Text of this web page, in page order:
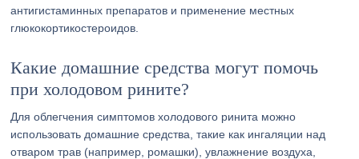
антигистаминных препаратов и применение местных
глюкокортикостероидов.
Какие домашние средства могут помочь
при холодовом рините?
Для облегчения симптомов холодового ринита можно
использовать домашние средства, такие как ингаляции над
отваром трав (например, ромашки), увлажнение воздуха,